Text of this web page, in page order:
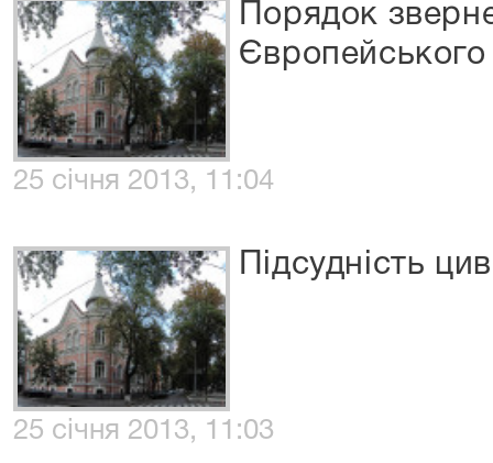
Порядок
25 січня 2013, 11:04
Підсудність
25 січня 2013, 11:03